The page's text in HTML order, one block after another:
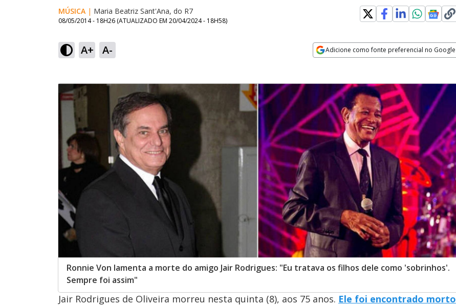
MÚSICA | Maria Beatriz Sant'Ana, do R7
08/05/2014 - 18H26 (ATUALIZADO EM 20/04/2024 - 18H58)
A+ A- Adicione como fonte preferencial no Google
Ronnie Von lamenta a morte do amigo Jair Rodrigues: "Eu tratava os filhos dele como 'sobrinhos'.
Sempre foi assim"
Jair Rodrigues de Oliveira morreu nesta quinta (8), aos 75 anos. Ele foi encontrado morto